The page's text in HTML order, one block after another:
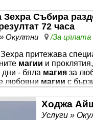
Зехра Събира
72 часа
Окултни
/За цялата
Зехра притежава
магии и
дни - бяла магия за
любовни магии с
съм много
Услуги »